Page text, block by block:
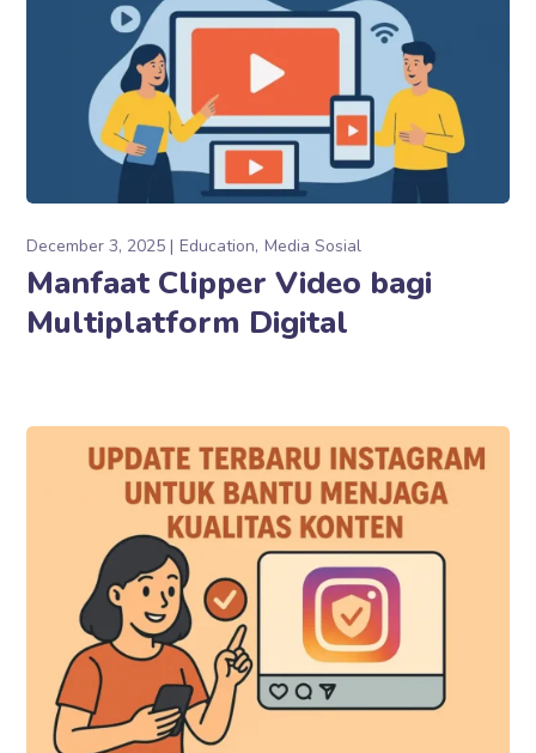
December 3, 2025 Education Media Sosial
Manfaat Clipper Video bagi
Multiplatform Digital